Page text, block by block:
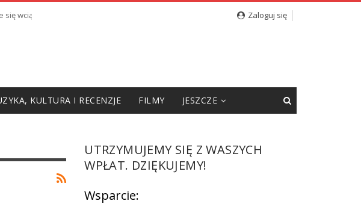
wciągnąć w prowokację” Zaloguj się
KULTURA I RECENZJE FILMY JESZCZE
UTRZYMUJEMY SIĘ Z WASZYCH
WPŁAT. DZIĘKUJEMY!
Wsparcie: